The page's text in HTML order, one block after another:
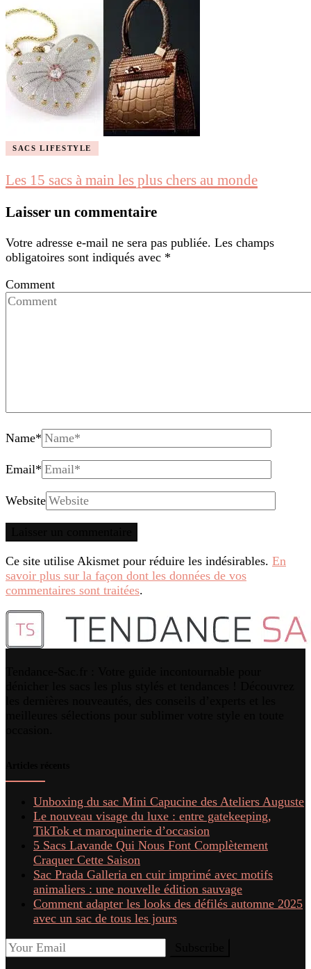
SACS LIFESTYLE
Les 15 sacs à main les plus chers au monde
Laisser un commentaire
Votre adresse e-mail ne sera pas publiée. Les champs
obligatoires sont indiqués avec *
Comment
Name*
Email*
Website
Ce site utilise Akismet pour réduire les indésirables. En
savoir plus sur la façon dont les données de vos
commentaires sont traitées.
Unboxing du sac Mini Capucine des Ateliers Auguste
Le nouveau visage du luxe : entre gatekeeping,
TikTok et maroquinerie d’occasion
5 Sacs Lavande Qui Nous Font Complètement
Craquer Cette Saison
Sac Prada Galleria en cuir imprimé avec motifs
animaliers : une nouvelle édition sauvage
Comment adapter les looks des défilés automne 2025
avec un sac de tous les jours